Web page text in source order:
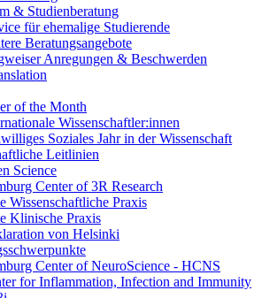
& Studienberatung
für ehemalige Studierende
Beratungsangebote
Anregungen & Beschwerden
of the Month
Wissenschaftler:innen
Soziales Jahr in der Wissenschaft
Leitlinien
Science
Center of 3R Research
Wissenschaftliche Praxis
Klinische Praxis
von Helsinki
Center of NeuroScience - HCNS
for Inflammation, Infection and Immunity